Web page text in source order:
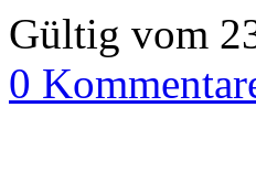
Gültig vom
0